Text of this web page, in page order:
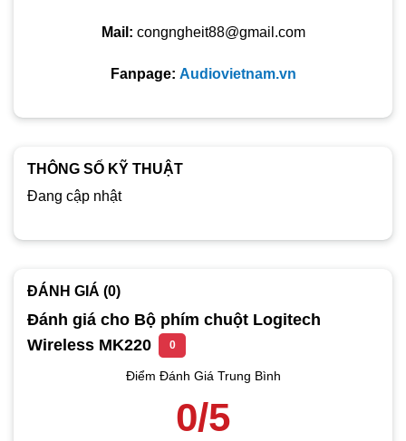
Mail: congngheit88@gmail.com
Fanpage: Audiovietnam.vn
THÔNG SỐ KỸ THUẬT
Đang cập nhật
ĐÁNH GIÁ (0)
Đánh giá cho Bộ phím chuột Logitech
Wireless MK220
0
Điểm Đánh Giá Trung Bình
0/5